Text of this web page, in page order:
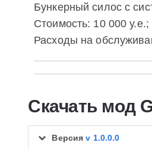
Бункерный силос с
Стоимость: 10 000 у.е.;
Расходы на
Скачать мод
Версияv 1.0.0.0